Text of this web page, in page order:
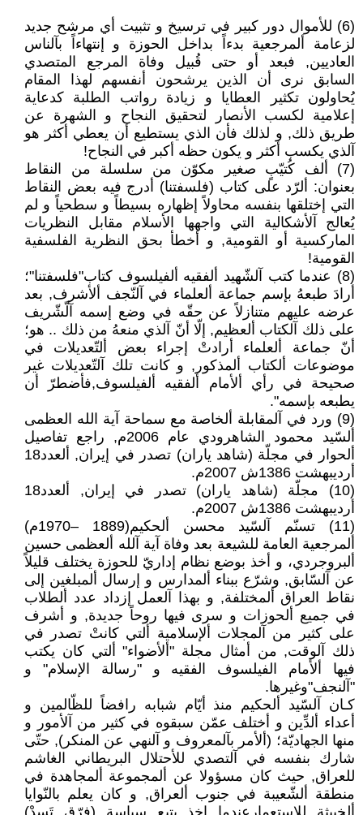
(6) للأموال دور كبير في ترسيخ و تثبيت أي مرشح جديد
لزعامة ألمرجعية بدءاً بداخل الحوزة و إنتهاءاً بآلناس
العاديين, فبعد أو حتى قُبيل وفاة المرجع المتصدي
السابق نرى أن الذين يرشحون أنفسهم لهذا المقام
يُحاولون تكثير العطايا و زيادة رواتب الطلبة كدعاية
إعلامية لكسب الأنصار لتحقيق النجاح و الشهرة عن
طريق ذلك, و لذلك فأن الذي يستطيع أن يعطي أكثر هو
آلذي يكسب أكثر و يكون حظه أكبر في النجاح!
(7) ألف كُتيّبٍ صغير مكوّن من سلسلة من النقاط
بعنوان: ألرّد على كتاب (فلسفتنا) أدرج فيه بعض النقاط
التي إختلقها بنفسه محاولاً إظهاره بسيطاً و سطحياً و لم
يُعالج آلأشكالية التي واجهها الأسلام مقابل النظريات
الماركسية أو القومية, و أخطأ بحق النظرية الفلسفية
القومية!
(8) عندما كتب آلشّهيد ألفقيه ألفيلسوف كتاب"فلسفتنا"؛
أرادَ طبعهُ بإسم جماعة ألعلماء في آلنّجف ألأشرف, بعد
عرضه عليهم متنازلاً عن حقّه في وضع إسمه آلّشّريف
على ذلك آلكتاب ألعظيم, إلّا أنّ آلذي منعهُ من ذلك .. هو؛
أنّ جماعة ألعلماء أرادتْ إجراء بعض ألتّعديلات في
موضوعات ألكتاب ألمذكور, و كانت تلك آلتّعديلات غير
صحيحة في رأي ألأمام ألفقيه ألفيلسوف,فأضطرّ أن
يطبعه بإسمه".
(9) ورد في آلمقابلة ألخاصة مع سماحة آية الله العظمى
ألسّيد محمود الشاهرودي عام 2006م, راجع تفاصيل
ألحوار في مجلّة (شاهد ياران) تصدر في إيران, ألعدد18
أرديبهشت 1386ش 2007م.
(10) مجلّة (شاهد ياران) تصدر في إيران, ألعدد18
أرديبهشت 1386ش 2007م.
(11) تسنّم آلسّيد محسن ألحكيم(1889 –1970م)
ألمرجعية العامة للشيعة بعد وفاة آية آلله ألعظمى حسين
ألبروجردي، و أخذ بوضع نظام إداريّ للحوزة يختلف قليلاً
عن آلسّابق, وشرّع ببناء ألمدارس و إرسال ألمبلغين إلى
نقاط العراق ألمختلفة, و بهذا آلعمل إزداد عدد ألطلاب
في جميع ألحوزات و سرى فيها روحاً جديدة, و أشرف
على كثير من آلمجلات ألإسلامية ألتي كانتْ تصدر في
ذلك آلوقت, من أمثال مجلة "ألأضواء" ألتي كان يكتب
فيها ألأمام الفيلسوف الفقيه و "رسالة الإسلام" و
"آلنجف"وغيرها.
كـان آلسّيد ألحكيم منذ أيّام شبابه رافضاً للظّالمين و
أعداء ألدِّين و أختلف عمّن سبقوه في كثير من آلأمور و
منها الجهاديّة؛ (ألأمر بآلمعروف و آلنهي عن المنكر), حتّى
شارك بنفسه في آلتصدي للأحتلال البريطاني الغاشم
للعراق, حيث كان مسؤولا عن ألمجموعة ألمجاهدة في
منطقة ألشّعيبة في جنوب ألعراق, و كان يعلم بالنّوايا